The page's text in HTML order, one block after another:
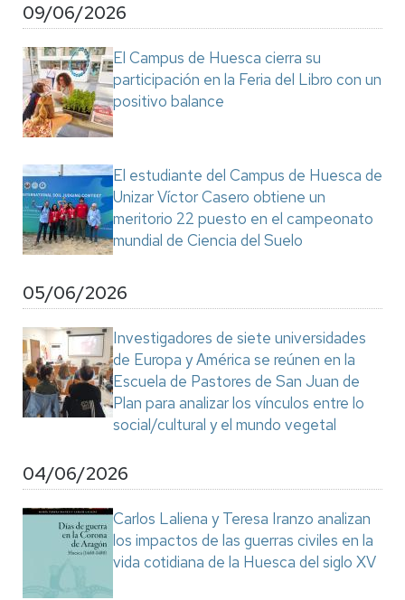
09/06/2026
El Campus de Huesca cierra su
participación en la Feria del Libro con un
positivo balance
El estudiante del Campus de Huesca de
Unizar Víctor Casero obtiene un
meritorio 22 puesto en el campeonato
mundial de Ciencia del Suelo
05/06/2026
Investigadores de siete universidades
de Europa y América se reúnen en la
Escuela de Pastores de San Juan de
Plan para analizar los vínculos entre lo
social/cultural y el mundo vegetal
04/06/2026
Carlos Laliena y Teresa Iranzo analizan
los impactos de las guerras civiles en la
vida cotidiana de la Huesca del siglo XV